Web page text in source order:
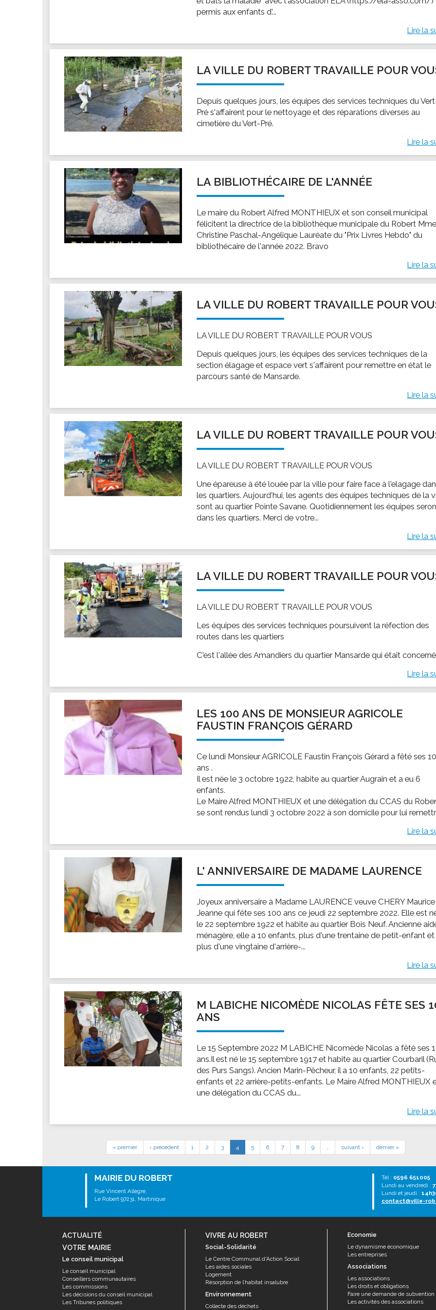
VIE PRATIQUE
Les espaces numériques
Infos baignade
Infos sargasse
Toilettes publiques
Le funéraire
Numéros d'urgence
SANTÉ
Annuaire santé
permis aux enfants d'...
Lire la
LA VILLE DU ROBERT TRAVAILLE POUR
Depuis quelques jours, les équipes des services techniques du
Pré s'affairent pour le nettoyage et des réparations diverses au
cimetière du Vert-Pré.
Lire la
LA BIBLIOTHÉCAIRE DE L'ANNÉE
Le maire du Robert Alfred MONTHIEUX et son conseil municipal
félicitent la directrice de la bibliothèque municipale du Robert Mme
Christine Paschal-Angélique Lauréate du "Prix Livres Hebdo" du
bibliothécaire de l'année 2022. Bravo
Lire la
LA VILLE DU ROBERT TRAVAILLE POUR
LA VILLE DU ROBERT TRAVAILLE POUR VOUS
Depuis quelques jours, les équipes des services techniques de la
section élagage et espace vert s'affairent pour remettre en état le
parcours santé de Mansarde.
Lire la
LA VILLE DU ROBERT TRAVAILLE POUR
LA VILLE DU ROBERT TRAVAILLE POUR VOUS
Une épareuse à été louée par la ville pour faire face à l'elagage
les quartiers. Aujourd'hui, les agents des équipes techniques de la
sont au quartier Pointe Savane. Quotidiennement les équipes
dans les quartiers. Merci de votre...
Lire la
LA VILLE DU ROBERT TRAVAILLE POUR
LA VILLE DU ROBERT TRAVAILLE POUR VOUS
Les équipes des services techniques poursuivent la réfection des
routes dans les quartiers
C'est l'allée des Amandiers du quartier Mansarde qui était
Lire la
LES 100 ANS DE MONSIEUR AGRICOLE
FAUSTIN FRANÇOIS GÉRARD
Ce lundi Monsieur AGRICOLE Faustin François Gérard a fêté ses
ans .
Il est née le 3 octobre 1922, habite au quartier Augrain et a eu 6
enfants.
Le Maire Alfred MONTHIEUX et une délégation du CCAS du
se sont rendus lundi 3 octobre 2022 à son domicile pour lui
Lire la
L' ANNIVERSAIRE DE MADAME LAURENCE
Joyeux anniversaire à Madame LAURENCE veuve CHERY Maurice
Jeanne qui fête ses 100 ans ce jeudi 22 septembre 2022. Elle est
le 22 septembre 1922 et habite au quartier Bois Neuf. Ancienne
ménagère, elle a 10 enfants, plus d'une trentaine de petit-enfant et
plus d'une vingtaine d'arrière-...
Lire la
M LABICHE NICOMÈDE NICOLAS FÊTE SES
ANS
Le 15 Septembre 2022 M LABICHE Nicomède Nicolas a fêté ses
ans.Il est né le 15 septembre 1917 et habite au quartier Courbaril
des Purs Sangs). Ancien Marin-Pêcheur, il a 10 enfants, 22 petits-
enfants et 22 arrière-petits-enfants. Le Maire Alfred MONTHIEUX
une délégation du CCAS du...
Lire la
« premier ‹ précédent 1 2 3 4 5 6 7 8 9 suivant › dernier »
MAIRIE DU ROBERT
Rue Vincent Allègre,
Le Robert 97231, Martinique
Tél : 0596 651005
Lundi au vendredi :
Lundi et jeudi :
contact@ville-
ACTUALITÉ
VOTRE MAIRIE
Le conseil municipal
Le conseil municipal
Conseillers communautaires
Les commissions
Les décisions du conseil municipal
Les Tribunes politiques
VIVRE AU ROBERT
Social-Solidarité
Le Centre Communal d'Action Social
Les aides sociales
Logement
Résorption de l’habitat insalubre
Environnement
Collecte des déchets
Economie
Le dynamisme économique
Les entreprises
Associations
Les associations
Les droits et obligations
Faire une demande de subvention
Les activités des associations